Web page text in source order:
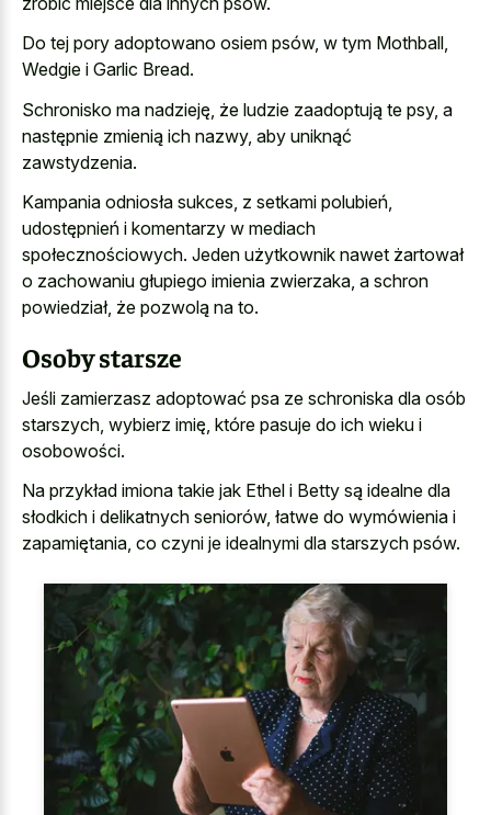
Do tej pory adoptowano osiem psów, w tym Mothball,
Wedgie i Garlic Bread.
Schronisko ma nadzieję, że ludzie zaadoptują te psy, a
następnie zmienią ich nazwy, aby uniknąć
zawstydzenia.
Kampania odniosła sukces, z setkami polubień,
udostępnień i komentarzy w mediach
społecznościowych. Jeden użytkownik nawet żartował
o zachowaniu głupiego imienia zwierzaka, a schron
powiedział, że pozwolą na to.
Osoby starsze
Jeśli zamierzasz adoptować psa ze schroniska dla osób
starszych, wybierz imię, które pasuje do ich wieku i
osobowości.
Na przykład imiona takie jak Ethel i Betty są idealne dla
słodkich i delikatnych seniorów, łatwe do wymówienia i
zapamiętania, co czyni je idealnymi dla starszych psów.